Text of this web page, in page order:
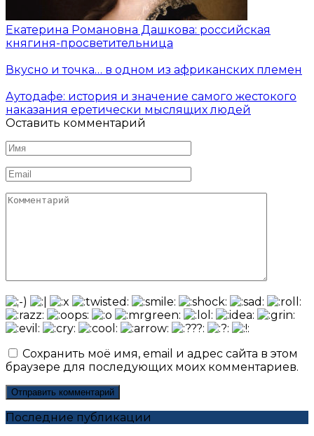
Екатерина Романовна Дашкова: российская
княгиня-просветительница
Вкусно и точка… в одном из африканских племен
Аутодафе: история и значение самого жестокого
наказания еретически мыслящих людей
Оставить комментарий
Имя
*
Email
*
Комментарий
Сохранить моё имя, email и адрес сайта в этом
браузере для последующих моих комментариев.
Последние публикации